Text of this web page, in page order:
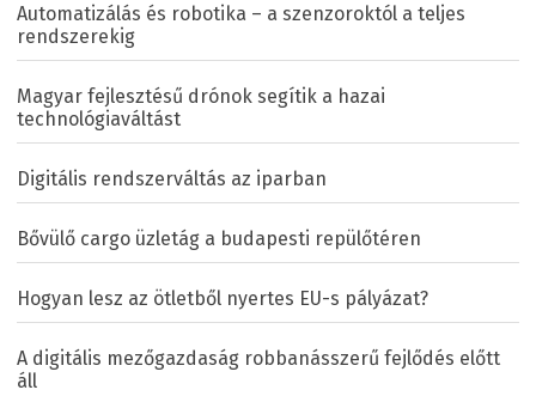
Automatizálás és robotika – a szenzoroktól a teljes
rendszerekig
Magyar fejlesztésű drónok segítik a hazai
technológiaváltást
Digitális rendszerváltás az iparban
Bővülő cargo üzletág a budapesti repülőtéren
Hogyan lesz az ötletből nyertes EU-s pályázat?
A digitális mezőgazdaság robbanásszerű fejlődés előtt
áll